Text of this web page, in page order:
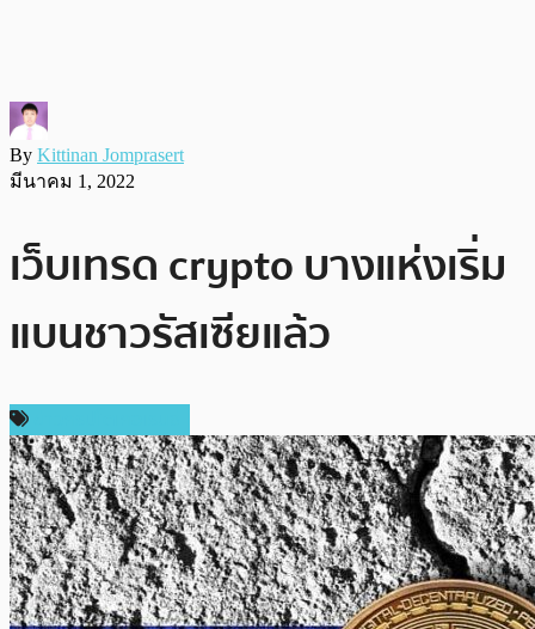
By Kittinan Jomprasert
มีนาคม 1, 2022
เว็บเทรด crypto บางแห่งเริ่ม
แบนชาวรัสเซียแล้ว